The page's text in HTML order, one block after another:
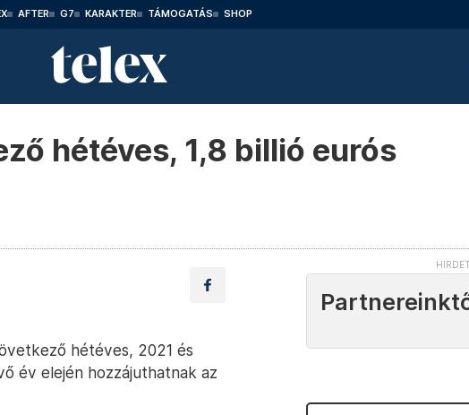
AFTER G7 KARAKTER TÁMOGATÁS SHOP
hétéves, 1,8 billió eurós
hétéves, 2021 és
év elején hozzájuthatnak az